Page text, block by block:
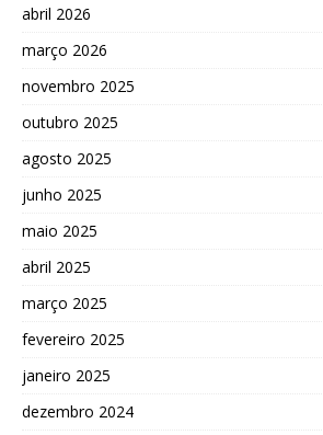
abril 2026
março 2026
novembro 2025
outubro 2025
agosto 2025
junho 2025
maio 2025
abril 2025
março 2025
fevereiro 2025
janeiro 2025
dezembro 2024